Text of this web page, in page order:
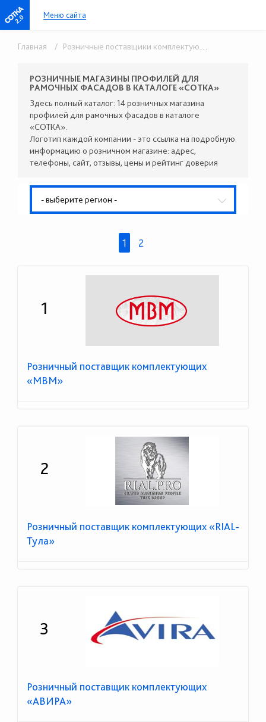
2.0 Меню сайта
Главная / Розничные поставщики комплектующих
РОЗНИЧНЫЕ МАГАЗИНЫ ПРОФИЛЕЙ ДЛЯ
РАМОЧНЫХ ФАСАДОВ В КАТАЛОГЕ «СОТКА»
Здесь полный каталог: 14 розничных магазина
профилей для рамочных фасадов в каталоге
«СОТКА».
Логотип каждой компании - это ссылка на подробную
информацию о розничном магазине: адрес,
телефоны, сайт, отзывы, цены и рейтинг доверия
- выберите регион -
1 2
1
Розничный поставщик комплектующих
«МВМ»
2
Розничный поставщик комплектующих «RIAL-
Тула»
3
Розничный поставщик комплектующих
«АВИРА»